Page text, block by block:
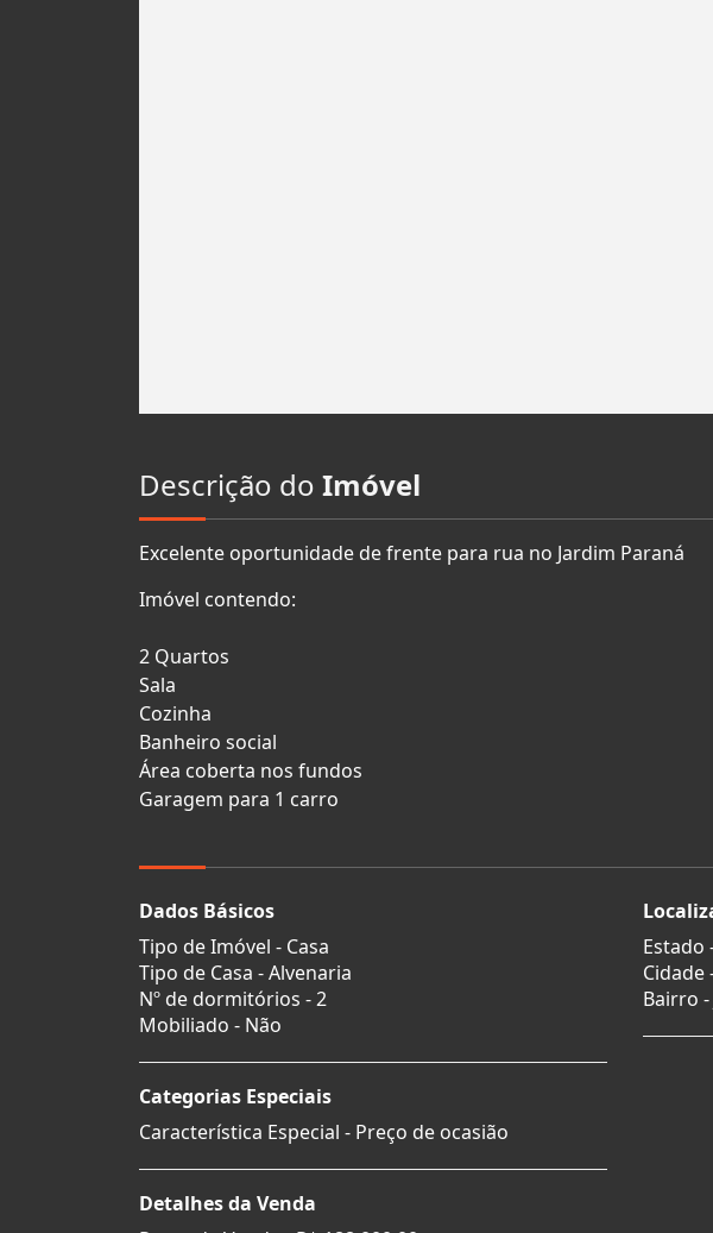
Descrição do Imóvel
Excelente oportunidade de frente para rua no Jardim Paraná
Imóvel contendo:
2 Quartos
Sala
Cozinha
Banheiro social
Área coberta nos fundos
Garagem para 1 carro
Dados Básicos
Tipo de Imóvel - Casa
Tipo de Casa - Alvenaria
Nº de dormitórios - 2
Mobiliado - Não
Categorias Especiais
Característica Especial - Preço de ocasião
Detalhes da Venda
Estado
Cidade
Bairro -